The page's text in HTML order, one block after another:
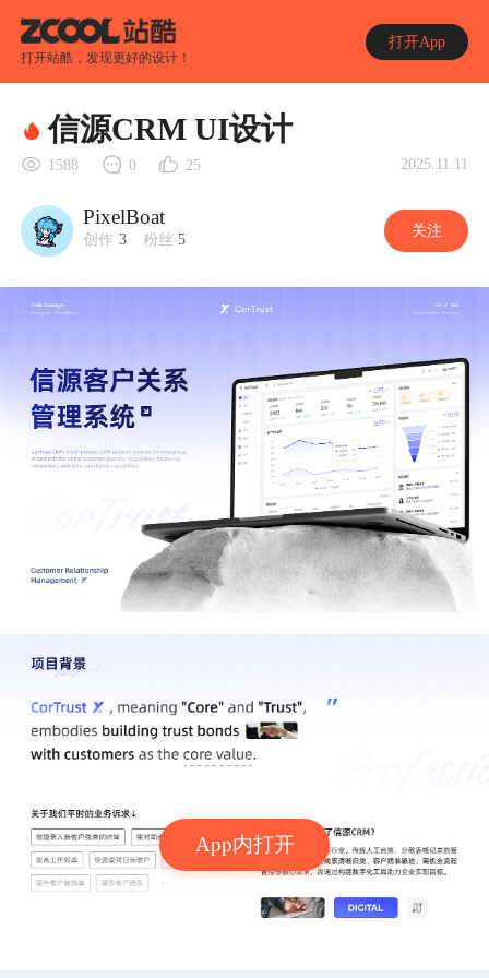
打开站酷，发现更好的设计！
打开App
App内打开
信源CRM UI设计
1588 0 25 2025.11.11
PixelBoat
创作 3 粉丝 5 关注